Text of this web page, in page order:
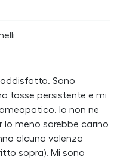
Sono
tosse persistente e mi
Io non ne
lo meno sarebbe carino
alcuna valenza
sopra). Mi sono